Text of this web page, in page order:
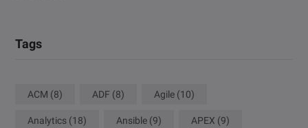
Tags
ACM (8) ADF (8) Agile (10)
Analytics (18) Ansible (9) APEX (9)